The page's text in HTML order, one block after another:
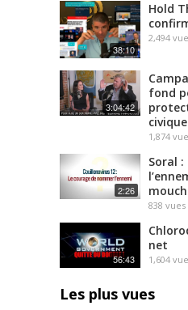
38:10
Hold
2,494
3:04:42
fond
1,874
2:26
Soral
838 vues
56:43
net
1,604
Les plus vues